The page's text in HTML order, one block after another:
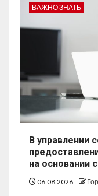
ВАЖНО ЗНАТЬ
В управлении
на основании
06.08.2026